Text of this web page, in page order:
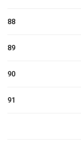
88
89
90
91